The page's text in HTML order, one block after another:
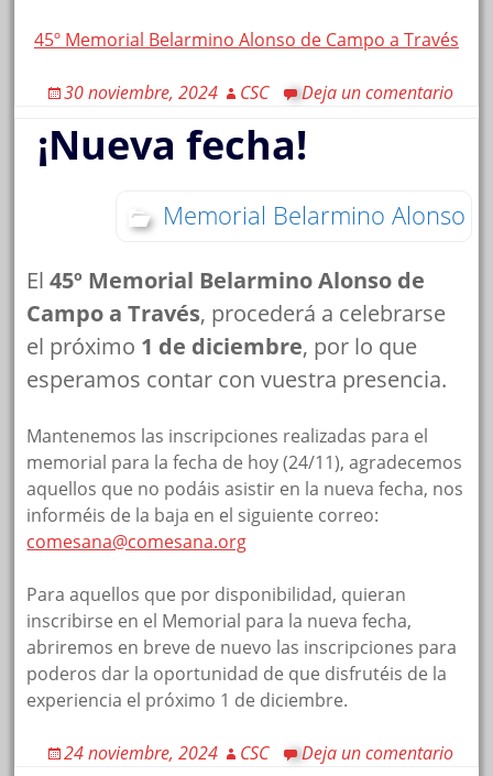
45º Memorial Belarmino Alonso de Campo a Través
30 noviembre, 2024 CSC Deja un comentario
¡Nueva fecha!
Memorial Belarmino Alonso
El45º Memorial Belarmino Alonso de
Campo a Través, procederá a celebrarse
el próximo 1 de diciembre, por lo que
esperamos contar con vuestra presencia.
Mantenemos las inscripciones realizadas para el
memorial para la fecha de hoy (24/11), agradecemos
aquellos que no podáis asistir en la nueva fecha, nos
informéis de la baja en el siguiente correo:
comesana@comesana.org
Para aquellos que por disponibilidad, quieran
inscribirse en el Memorial para la nueva fecha,
abriremos en breve de nuevo las inscripciones para
poderos dar la oportunidad de que disfrutéis de la
experiencia el próximo 1 de diciembre.
24 noviembre, 2024 CSC Deja un comentario